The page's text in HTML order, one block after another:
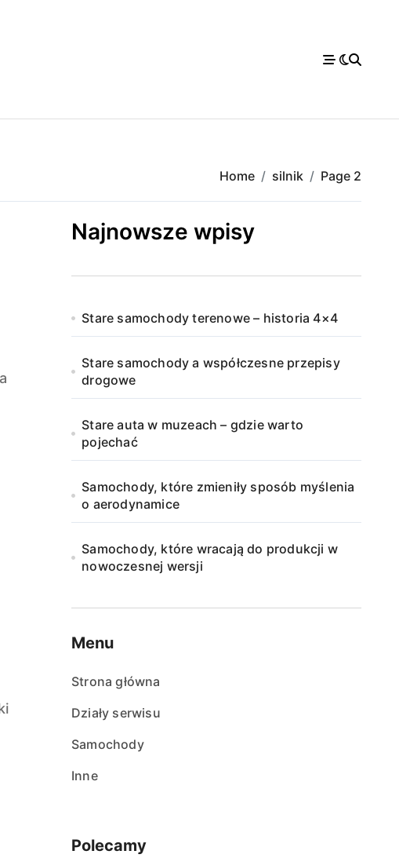
Home silnik Page 2
Najnowsze wpisy
Stare samochody terenowe – historia 4×4
Stare samochody a współczesne przepisy
drogowe
Stare auta w muzeach – gdzie warto
pojechać
Samochody, które zmieniły sposób myślenia
o aerodynamice
Samochody, które wracają do produkcji w
nowoczesnej wersji
Menu
Strona główna
Działy serwisu
Samochody
Inne
Polecamy